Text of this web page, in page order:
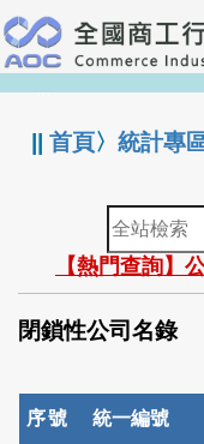
跳
到
主
要
:::
||首頁〉統計專
全
站
檢
索
【熱門查詢】
閉鎖性公司名錄
序號 統一編號